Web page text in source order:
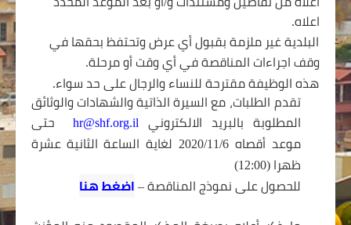
اعلاه.
-
البلدية غير ملزمة بقبول أي عرض وتحتفظ بحقها في
وقف اجراءات المناقصة في أي وقت أو مرحلة.
-
هذه الوظيفة مقترحة للنساء والرجال على حد سواء.
تقدم الطلبات، معالسيرةالذاتيةوالشهاداتوالوثائق
المطلوبة بالبريد الالكتروني hr@shf.org.il
حتى
موعد أقصاه 6
/1
1
/2020 لغاية الساعة الثانية عشرة
ظهرا(12:00)
للحصول على نموذجالمناقصة –اضغط هنا